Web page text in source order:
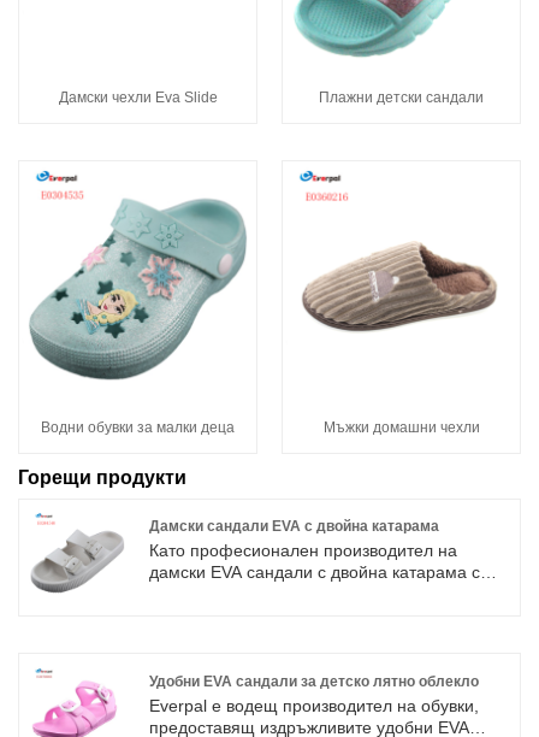
Дамски чехли Eva Slide Плажни детски сандали
Водни обувки за малки деца Мъжки домашни чехли
Горещи продукти
Дамски сандали EVA с двойна катарама
Като професионален производител на
дамски EVA сандали с двойна катарама с
дизайнерски екип, стая за вземане на проби,
производствено оборудване и системи за
контрол на качеството ни позволяват да
Удобни EVA сандали за детско лятно облекло
Everpal е водещ производител на обувки,
предоставящ издръжливите удобни EVA